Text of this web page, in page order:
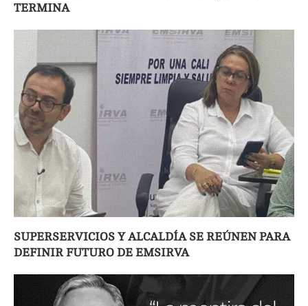
TERMINA
SUPERSERVICIOS Y ALCALDÍA SE REÚNEN PARA
DEFINIR FUTURO DE EMSIRVA